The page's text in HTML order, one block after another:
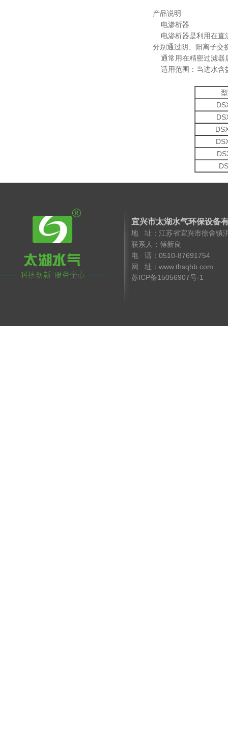
产品说明
电渗析器
电渗析器是利用在直
分别通过阴、阳离子交
通常用在精密过滤器
适用范围：当进水含
宜兴市太湖水气环保设备
地 址：江苏省宜兴市徐舍镇
联系人：傅新良
电 话：0510-
网 址：
苏ICP备15056907号-1